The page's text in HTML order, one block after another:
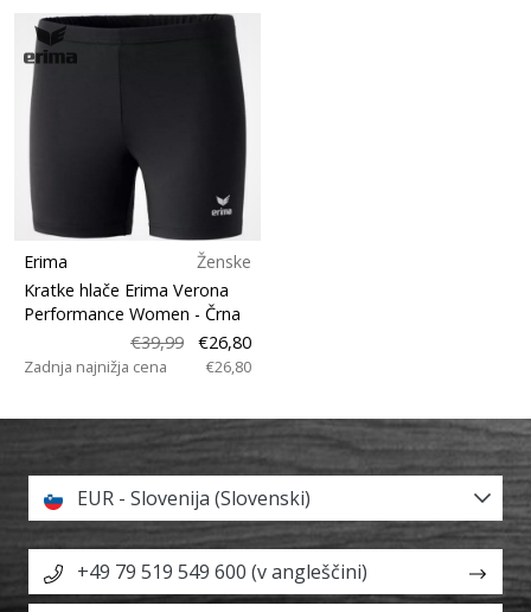
Erima
Ženske
Kratke hlače Erima Verona
Performance Women - Črna
€39,99
€26,80
Zadnja najnižja cena €26,80
EUR - Slovenija (Slovenski)
+49 79 519 549 600 (v angleščini)